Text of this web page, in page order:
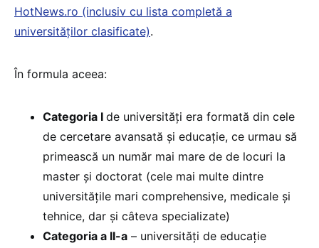
HotNews.ro (inclusiv cu lista completă a
universităților clasificate).
În formula aceea:
Categoria I de universități era formată din cele
de cercetare avansată și educație, ce urmau să
primească un număr mai mare de de locuri la
master și doctorat (cele mai multe dintre
universitățile mari comprehensive, medicale și
tehnice, dar și câteva specializate)
Categoria a II-a – universități de educație